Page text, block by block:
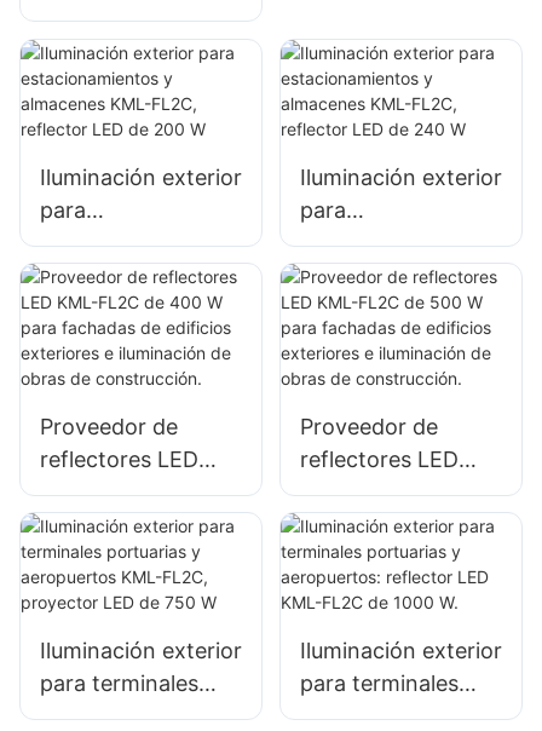
KML-FL2C de 100
W para vallas
publicitarias
exteriores e
señalización de
gran tamaño.
Iluminación exterior
para
estacionamientos y
almacenes KML-
FL2C, reflector LED
de 200 W
Iluminación exterior
para
estacionamientos y
almacenes KML-
FL2C, reflector LED
de 240 W
Proveedor de
reflectores LED
KML-FL2C de 400
W para fachadas
de edificios
exteriores e
obras de
construcción.
Proveedor de
reflectores LED
KML-FL2C de 500
W para fachadas
de edificios
exteriores e
obras de
construcción.
Iluminación exterior
para terminales
portuarias y
Iluminación exterior
para terminales
portuarias y